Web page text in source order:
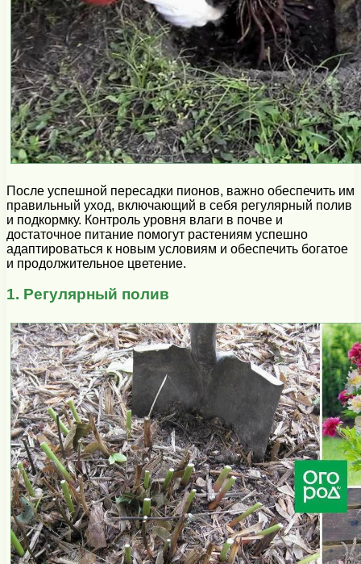
После успешной пересадки пионов, важно обеспечить им
правильный уход, включающий в себя регулярный полив
и подкормку. Контроль уровня влаги в почве и
достаточное питание помогут растениям успешно
адаптироваться к новым условиям и обеспечить богатое
и продолжительное цветение.
1. Регулярный полив